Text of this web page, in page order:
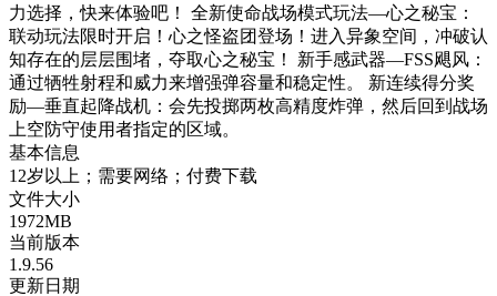
力选择，快来体验吧！ 全新使命战场模式玩法—心之秘宝：
联动玩法限时开启！心之怪盗团登场！进入异象空间，冲破认
知存在的层层围堵，夺取心之秘宝！ 新手感武器—FSS飓风：
通过牺牲射程和威力来增强弹容量和稳定性。 新连续得分奖
励—垂直起降战机：会先投掷两枚高精度炸弹，然后回到战场
上空防守使用者指定的区域。
基本信息
12岁以上；需要网络；付费下载
文件大小
1972MB
当前版本
1.9.56
更新日期